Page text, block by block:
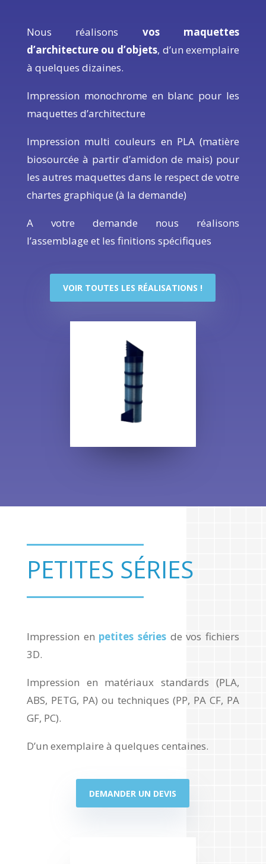
Nous réalisons vos maquettes
d’architecture ou d’objets, d’un exemplaire
à quelques dizaines.
Impression monochrome en blanc pour les
maquettes d’architecture
Impression multi couleurs en PLA (matière
biosourcée à partir d’amidon de mais) pour
les autres maquettes dans le respect de votre
chartes graphique (à la demande)
A votre demande nous réalisons
l’assemblage et les finitions spécifiques
VOIR TOUTES LES RÉALISATIONS !
PETITES SÉRIES
Impression en petites séries de vos fichiers
3D.
Impression en matériaux standards (PLA,
ABS, PETG, PA) ou techniques (PP, PA CF, PA
GF, PC).
D’un exemplaire à quelques centaines.
DEMANDER UN DEVIS